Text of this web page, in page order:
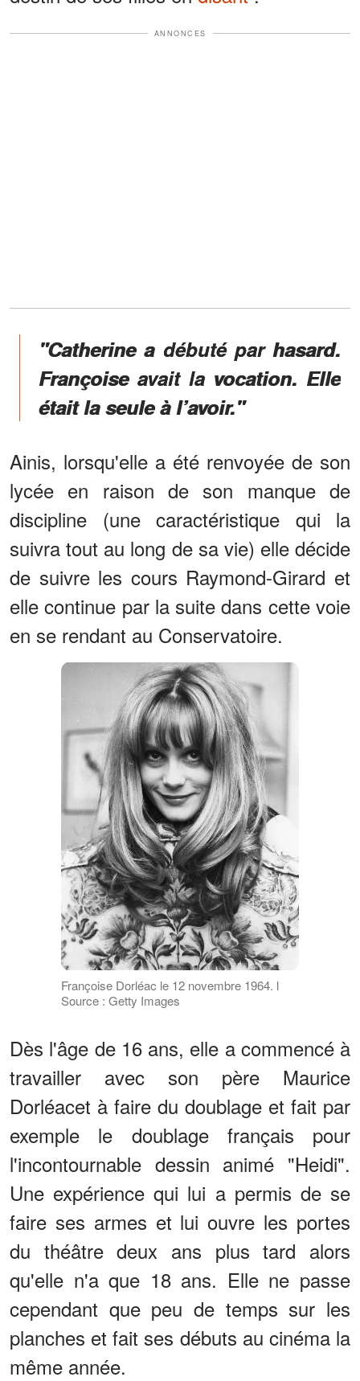
ANNONCES
"Catherine a débuté par hasard.
Françoise avait la vocation. Elle
était la seule à l’avoir."
Ainis, lorsqu'elle a été renvoyée de son
lycée en raison de son manque de
discipline (une caractéristique qui la
suivra tout au long de sa vie) elle décide
de suivre les cours Raymond-Girard et
elle continue par la suite dans cette voie
en se rendant au Conservatoire.
Françoise Dorléac le 12 novembre 1964. l
Source : Getty Images
Dès l'âge de 16 ans, elle a commencé à
travailler avec son père Maurice
Dorléacet à faire du doublage et fait par
exemple le doublage français pour
l'incontournable dessin animé "Heidi".
Une expérience qui lui a permis de se
faire ses armes et lui ouvre les portes
du théâtre deux ans plus tard alors
qu'elle n'a que 18 ans. Elle ne passe
cependant que peu de temps sur les
planches et fait ses débuts au cinéma la
même année.